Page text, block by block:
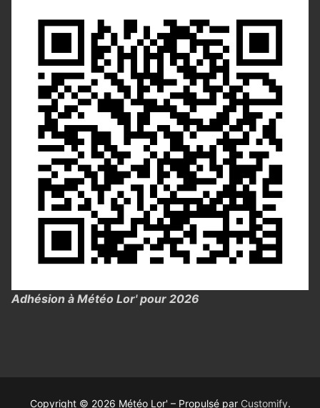
Adhésion à Météo Lor' pour 2026
Copyright © 2026 Météo Lor' – Propulsé par Customify.